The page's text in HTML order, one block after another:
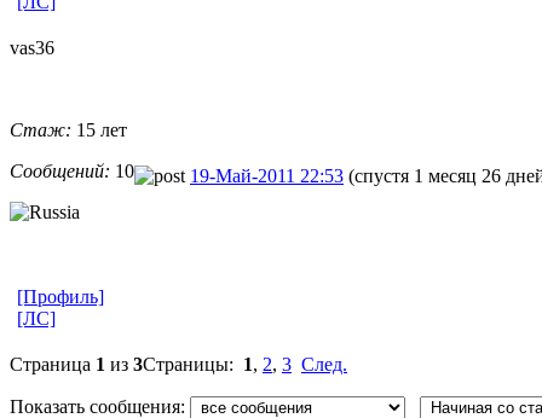
vas36
Стаж: 15 лет
Сообщений: 10 19-Май-2011 22:53 (спустя 1 месяц 26
[Профиль]
[ЛС]
Страница 1 из 3Страницы: 1, 2, 3 След.
Показать сообщения: